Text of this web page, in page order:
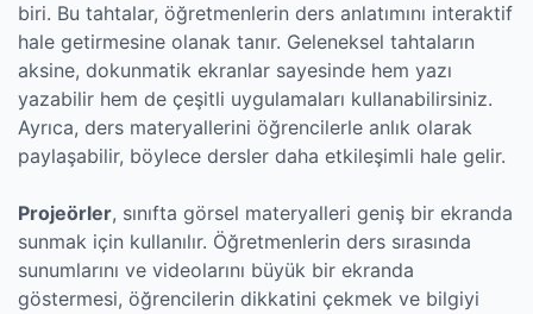
biri. Bu tahtalar, öğretmenlerin ders anlatımını interaktif
hale getirmesine olanak tanır. Geleneksel tahtaların
aksine, dokunmatik ekranlar sayesinde hem yazı
yazabilir hem de çeşitli uygulamaları kullanabilirsiniz.
Ayrıca, ders materyallerini öğrencilerle anlık olarak
paylaşabilir, böylece dersler daha etkileşimli hale gelir.
Projeörler, sınıfta görsel materyalleri geniş bir ekranda
sunmak için kullanılır. Öğretmenlerin ders sırasında
sunumlarını ve videolarını büyük bir ekranda
göstermesi, öğrencilerin dikkatini çekmek ve bilgiyi